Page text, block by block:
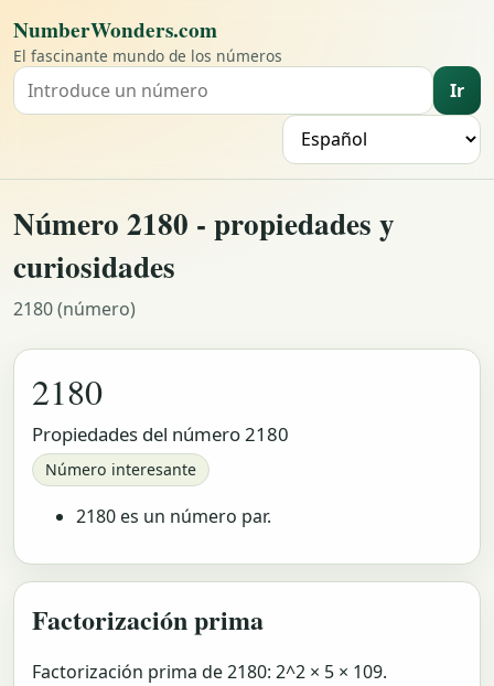
NumberWonders.com
El fascinante mundo de los números
Buscar un número Ir
Número 2180 - propiedades y
curiosidades
2180 (número)
2180
Propiedades del número 2180
Número interesante
2180 es un número par.
Factorización prima
Factorización prima de 2180: 2^2 × 5 × 109.